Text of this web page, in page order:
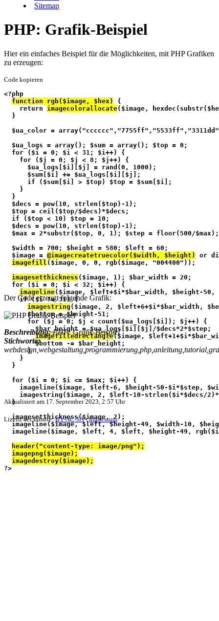
Sitemap
PHP: Grafik-Beispiel
Hier ein einfaches Beispiel für die Möglichkeiten, mit PHP Grafiken
zu erzeugen:
Code kopieren
<?php
function rgb($image, $hex)
{
    return
imagecolorallocate($image,
  }
$ua_color =
  $ua_logs = array(); $sum = array(); $top = 0;
  for ($i = 0; $i < 31; $i++) {
    for ($j = 0; $j < 8; $j++) {
      $ua_logs[$i][$j] = rand(0, 1000);
      $sum[$i] += $ua_logs[$i][$j];
      if ($sum[$i] > $top) $top = $sum[$i];
    }
  }
  $decs = pow(10, strlen($top)-1);
  $top = ceil($top/$decs)*$decs;
  if ($top < 10) $top = 10;
  $decs = pow(10, strlen($top)-1);
  $max = 2*substr($top, 0, 1); $step = floor(500/$max);
  $width = 700; $height = 580; $left = 60;
  $image =
@imagecreatetruecolor($width, $height)
or
imagefill ($image, 0, 0, rgb($image, "004400"));
imagesetthickness ($image, 1); $bar_width = 20;
  for ($i = 0; $i < 32; $i++) {
imageline($image, $left+$i*$bar_width, $height-
    if ($i != 31) {
imagestring ($image, 2, $left+6+$i*$bar_width,
      $bottom = $height-51;
      for ($j = 0; $j < count($ua_logs[$i]); $j++) {
        $bar_height = $ua_logs[$i][$j]/$decs*2*$step;
imagefilledrectangle($image,
        $bottom -= $bar_height;
      }
    }
  }
  for ($i = 0; $i <= $max; $i++) {
imageline($image, $left-6, $height-50-$i*$step,
imagestring($image, 2, $left-10-strlen($i*$decs/
  }
  imagesetthickness($image, 2);
imageline($image, $left, $height-49, $width-10,
imageline($image, $left, 4, $left, $height-49,
header("content-type: image/png");
imagepng($image);
imagedestroy($image);
?>
Der Code erzeugt folgende Grafik:
Beschreibung:PHP: Grafik-Beispiel
Stichworte:
Aktualisiert am 17. September 2023, 2:57 Uhr
Lizenz der Inhalte:BY-NC-SA•Impressum